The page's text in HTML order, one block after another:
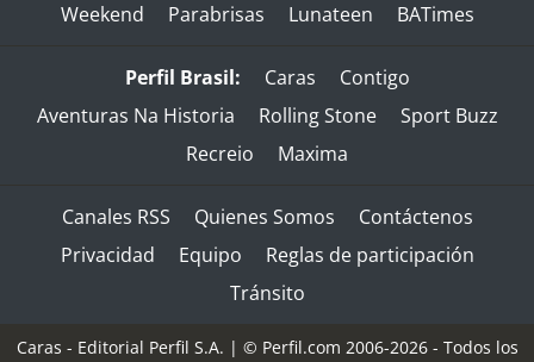
Weekend
Parabrisas Lunateen BATimes
Perfil Brasil: Caras
Contigo
Aventuras Na Historia
Rolling Stone
Sport Buzz
Recreio
Maxima
Canales RSS Quienes Somos
Contáctenos
Privacidad
Equipo
Reglas de participación
Tránsito
Caras - Editorial Perfil S.A. | © Perfil.com 2006-2026 - Todos los